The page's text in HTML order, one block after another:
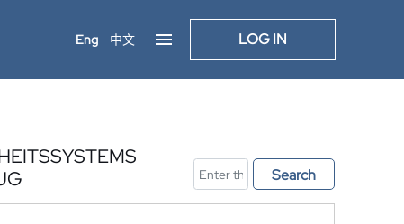
Eng 中文 LOG IN
Search